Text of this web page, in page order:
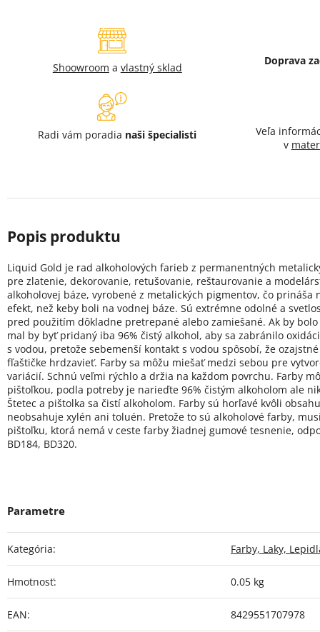
Shoowroom a vlastný sklad
Doprava
Radi vám poradia naši špecialisti
Veľa
v
Liquid Gold je rad alkoholových farieb z permanentných
pre zlatenie, dekorovanie, retušovanie, reštaurovanie a
alkoholovej báze, vyrobené z metalických pigmentov, čo prináša
efekt, než keby boli na vodnej báze. Sú extrémne odolné a
pred použitím dôkladne pretrepané alebo zamiešané. Ak by
mal by byť pridaný iba 96% čistý alkohol, aby sa zabránilo
s vodou, pretože sebemenší kontakt s vodou spôsobí, že
fľaštičke hrdzavieť. Farby sa môžu miešať medzi sebou pre
variácií. Schnú veľmi rýchlo a držia na každom povrchu. Farby
pištoľkou, podla potreby je narieďte 96% čistým alkoholom ale
Štetec a pištolka sa čistí alkoholom. Farby sú horľavé kvôli
neobsahuje xylén ani toluén. Pretože to sú alkoholové farby,
pištoľku, ktorá nemá v ceste farby žiadnej gumové tesnenie,
BD184, BD320.
Kategória: Farby, Laky,
Hmotnosť: 0.05 kg
EAN: 8429551707978